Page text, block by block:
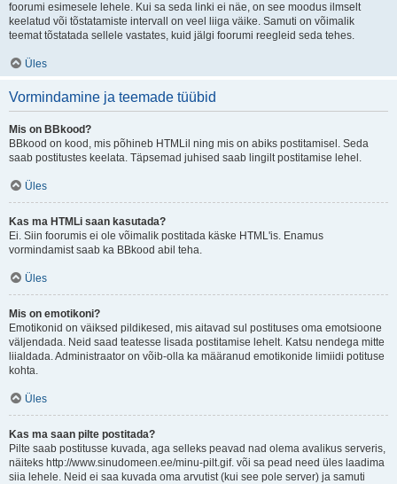
foorumi esimesele lehele. Kui sa seda linki ei näe, on see moodus ilmselt
keelatud või tõstatamiste intervall on veel liiga väike. Samuti on võimalik
teemat tõstatada sellele vastates, kuid jälgi foorumi reegleid seda tehes.
Üles
Vormindamine ja teemade tüübid
Mis on BBkood?
BBkood on kood, mis põhineb HTMLil ning mis on abiks postitamisel. Seda
saab postitustes keelata. Täpsemad juhised saab lingilt postitamise lehel.
Üles
Kas ma HTMLi saan kasutada?
Ei. Siin foorumis ei ole võimalik postitada käske HTML'is. Enamus
vormindamist saab ka BBkood abil teha.
Üles
Mis on emotikoni?
Emotikonid on väiksed pildikesed, mis aitavad sul postituses oma emotsioone
väljendada. Neid saad teatesse lisada postitamise lehelt. Katsu nendega mitte
liialdada. Administraator on võib-olla ka määranud emotikonide limiidi potituse
kohta.
Üles
Kas ma saan pilte postitada?
Pilte saab postitusse kuvada, aga selleks peavad nad olema avalikus serveris,
näiteks http://www.sinudomeen.ee/minu-pilt.gif. või sa pead need üles laadima
siia lehele. Neid ei saa kuvada oma arvutist (kui see pole server) ja samuti